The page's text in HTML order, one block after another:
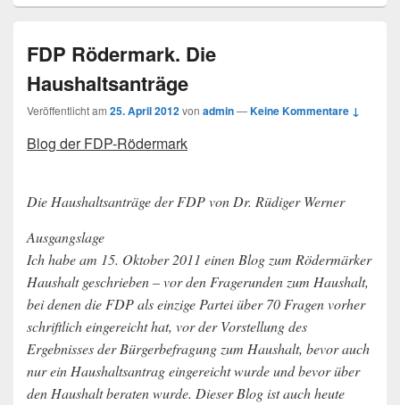
FDP Rödermark. Die
Haushaltsanträge
Veröffentlicht am 25. April 2012von admin—Keine Kommentare ↓
Blog der FDP-Rödermark
Die Haushaltsanträge der FDP von Dr. Rüdiger Werner
Ausgangslage
Ich habe am 15. Oktober 2011 einen Blog zum Rödermärker
Haushalt geschrieben – vor den Fragerunden zum Haushalt,
bei denen die FDP als einzige Partei über 70 Fragen vorher
schriftlich eingereicht hat, vor der Vorstellung des
Ergebnisses der Bürgerbefragung zum Haushalt, bevor auch
nur ein Haushaltsantrag eingereicht wurde und bevor über
den Haushalt beraten wurde. Dieser Blog ist auch heute